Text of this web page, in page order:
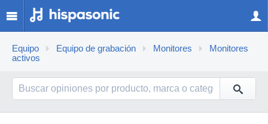
Equipo Equipo de grabación Monitores
Monitores
activos